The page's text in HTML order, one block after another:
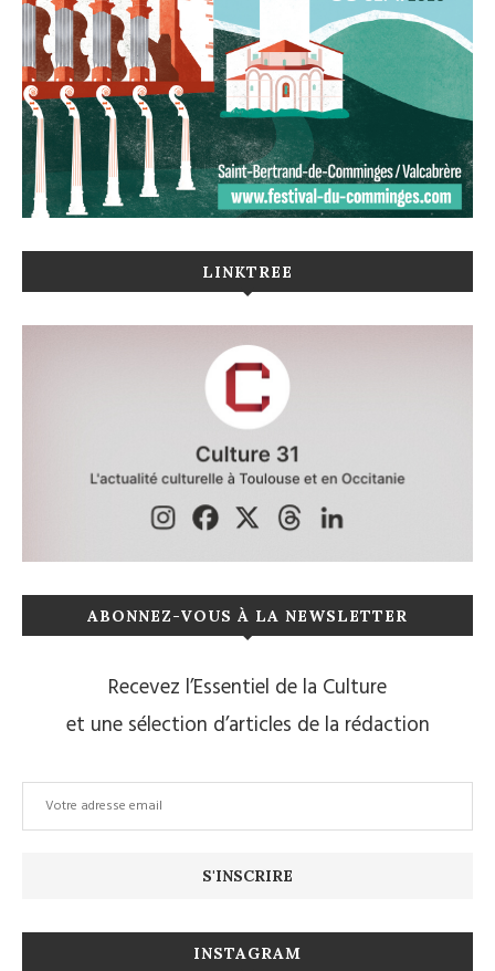
LINKTREE
ABONNEZ-VOUS À LA NEWSLETTER
Recevez l’Essentiel de la Culture
et une sélection d’articles de la rédaction
INSTAGRAM